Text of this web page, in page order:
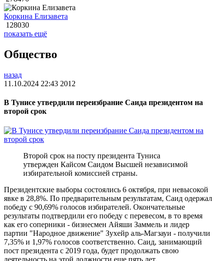
Коркина Елизавета
128030
показать ещё
Общество
назад
11.10.2024 22:43 2012
В Тунисе утвердили переизбрание Саида президентом на
второй срок
Второй срок на посту президента Туниса
утвержден Кайсом Саидом Высшей независимой
избирательной комиссией страны.
Президентские выборы состоялись 6 октября, при невысокой
явке в 28,8%. По предварительным результатам, Саид одержал
победу с 90,69% голосов избирателей. Окончательные
результаты подтвердили его победу с перевесом, в то время
как его соперники - бизнесмен Айяши Заммель и лидер
партии "Народное движение" Зухейр аль-Магзауи - получили
7,35% и 1,97% голосов соответственно. Саид, занимающий
пост президента с 2019 года, будет продолжать свою
деятельность на этой должности еще пять лет.